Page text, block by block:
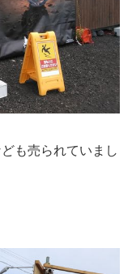
も売られていまし